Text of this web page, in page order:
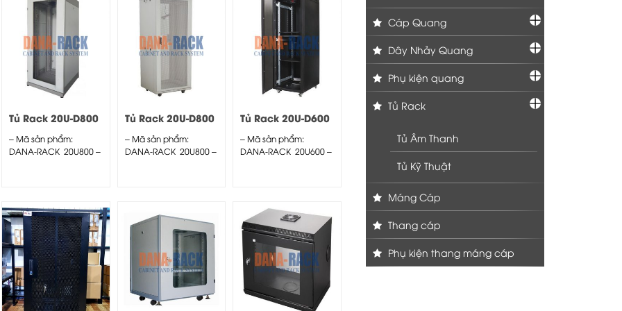
Tủ Rack 20U-D800
Màu Kem – Cửa
Mica
– Mã sản phẩm:
DANA-RACK 20U800 –
Tủ Rack 20U-D800
Màu Kem – Cửa
Lưới
– Mã sản phẩm:
DANA-RACK 20U800 –
Tủ Rack 20U-D600
Màu Đen – Cửa
Mica
– Mã sản phẩm:
DANA-RACK 20U600 –
Cáp Quang
Dây Nhảy Quang
Phụ kiện quang
Tủ Rack
Tủ Âm Thanh
Tủ Kỹ Thuật
Máng Cáp
Thang cáp
Phụ kiện thang máng cáp